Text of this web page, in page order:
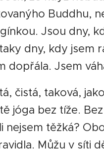
Buddhu,
Jsou dny,
dny, kdy jsem
dopřála. Jsem
čistá, taková,
jóga bez tíže.
nejsem těžká?
Můžu v síti